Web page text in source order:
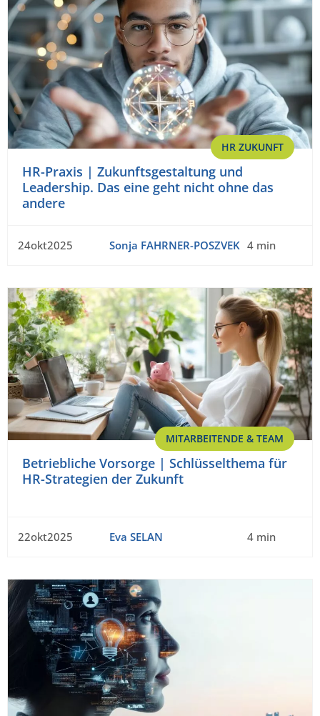
HR ZUKUNFT
HR-Praxis | Zukunftsgestaltung und
Leadership. Das eine geht nicht ohne das
andere
24okt2025 Sonja FAHRNER-POSZVEK 4 min
MITARBEITENDE & TEAM
Betriebliche Vorsorge | Schlüsselthema für
HR-Strategien der Zukunft
22okt2025 Eva SELAN 4 min